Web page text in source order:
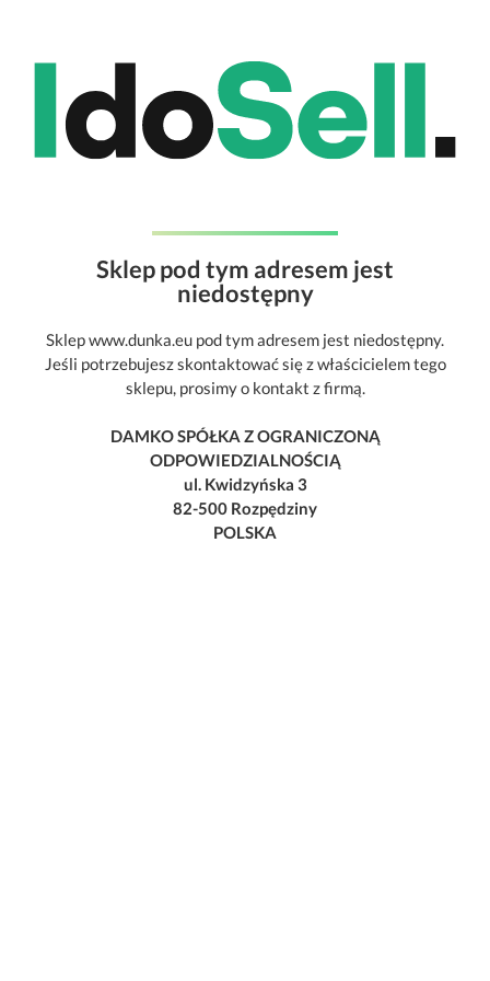
Sklep pod tym adresem jest
niedostępny
Sklep www.dunka.eu pod tym adresem jest niedostępny.
Jeśli potrzebujesz skontaktować się z właścicielem tego
sklepu, prosimy o kontakt z firmą.
DAMKO SPÓŁKA Z OGRANICZONĄ
ODPOWIEDZIALNOŚCIĄ
ul. Kwidzyńska 3
82-500 Rozpędziny
POLSKA